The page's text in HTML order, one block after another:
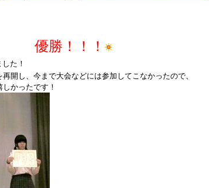
勝！！！
た！
開し、今まで大会などには参加してこなかったので、
かったです！